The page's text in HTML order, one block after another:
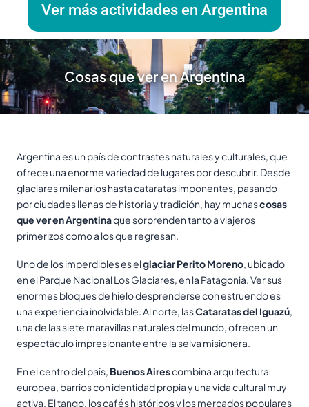
Ver más actividades en Argentina
Cosas que ver en Argentina
Argentina es un país de contrastes naturales y culturales, que
ofrece una enorme variedad de lugares por descubrir. Desde
glaciares milenarios hasta cataratas imponentes, pasando
por ciudades llenas de historia y tradición, hay muchascosas
que ver en Argentinaque sorprenden tanto a viajeros
primerizos como a los que regresan.
Uno de los imperdibles es elglaciar Perito Moreno, ubicado
en el Parque Nacional Los Glaciares, en la Patagonia. Ver sus
enormes bloques de hielo desprenderse con estruendo es
una experiencia inolvidable. Al norte, lasCataratas del Iguazú,
una de las siete maravillas naturales del mundo, ofrecen un
espectáculo impresionante entre la selva misionera.
En el centro del país, Buenos Airescombina arquitectura
europea, barrios con identidad propia y una vida cultural muy
activa. El tango, los cafés históricos y los mercados populares